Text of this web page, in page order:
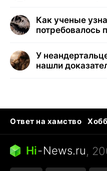
Как ученые
потребовалось
У
нашли
Ответ на хамство
Бензин 100 и 95
Тунцы
Следующая пандемия
Hi-News.ru,